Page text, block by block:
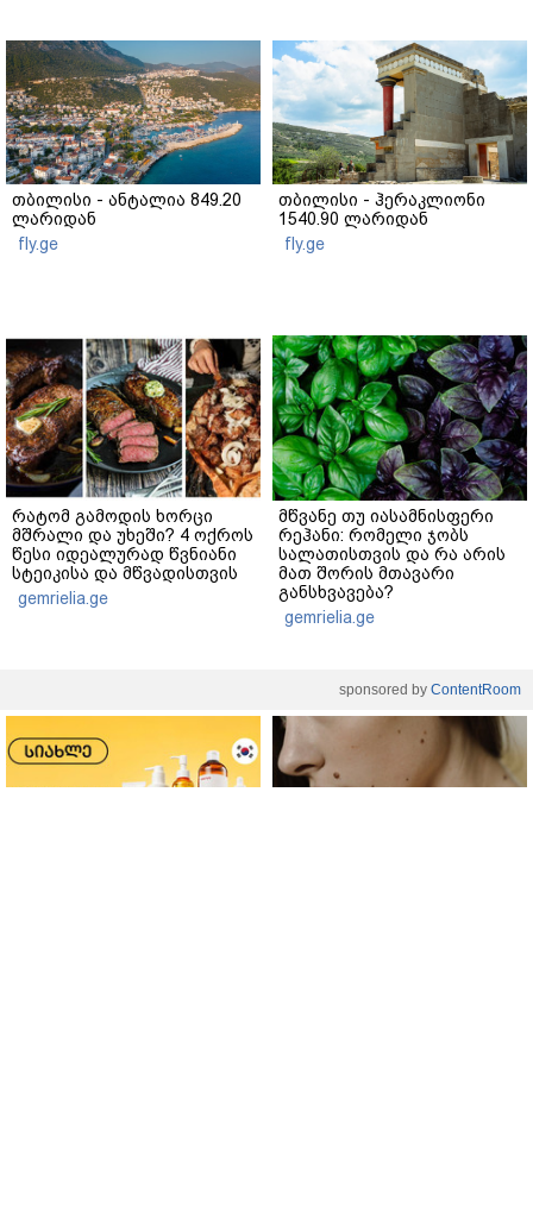
თბილისი - ანტალია 849.20
ლარიდან
fly.ge
თბილისი - ჰერაკლიონი
1540.90 ლარიდან
fly.ge
რატომ გამოდის ხორცი
მშრალი და უხეში? 4 ოქროს
წესი იდეალურად წვნიანი
სტეიკისა და მწვადისთვის
gemrielia.ge
მწვანე თუ იასამნისფერი
რეჰანი: რომელი ჯობს
სალათისთვის და რა არის
მათ შორის მთავარი
განსხვავება?
gemrielia.ge
sponsored by ContentRoom